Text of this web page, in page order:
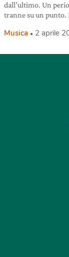
dall’ultimo. Un
tranne su un
Musica 2 aprile